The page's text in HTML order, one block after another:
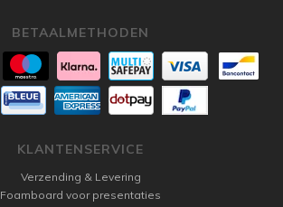
BETAALMETHODEN
KLANTENSERVICE
Verzending & Levering
Foamboard voor presentaties